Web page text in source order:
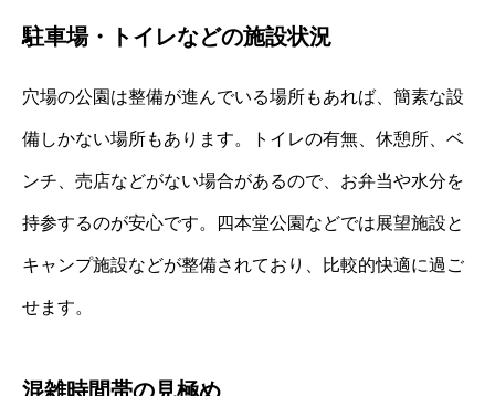
駐車場・トイレなどの施設状況
穴場の公園は整備が進んでいる場所もあれば、簡素な設
備しかない場所もあります。トイレの有無、休憩所、ベ
ンチ、売店などがない場合があるので、お弁当や水分を
持参するのが安心です。四本堂公園などでは展望施設と
キャンプ施設などが整備されており、比較的快適に過ご
せます。
混雑時間帯の見極め